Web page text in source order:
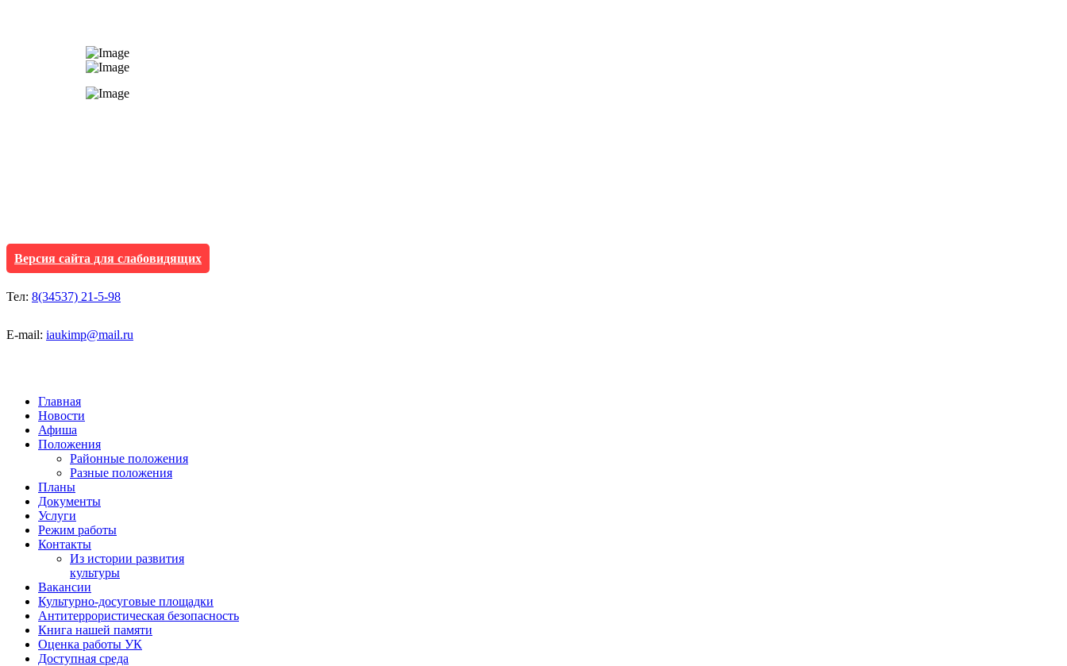
Версия сайта для слабовидящих
Тел: 8(34537) 21-5-98
E-mail: iaukimp@mail.ru
Главная
Новости
Афиша
Положения
Районные положения
Разные положения
Планы
Документы
Услуги
Режим работы
Контакты
Из истории развития
культуры
Вакансии
Культурно-досуговые площадки
Антитеррористическая безопасность
Книга нашей памяти
Оценка работы УК
Доступная среда